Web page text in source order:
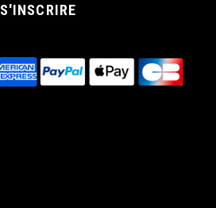
S'INSCRIRE